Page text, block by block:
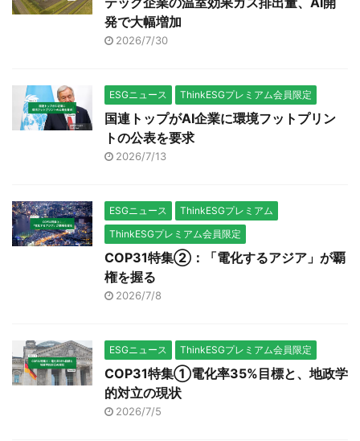
発で大幅増加
2026/7/30
ESGニュース ThinkESGプレミアム会員限定
国連トップがAI企業に環境フットプリン
トの公表を要求
2026/7/13
ESGニュース
ThinkESGプレミアム
ThinkESGプレミアム会員限定
COP31特集②：「電化するアジア」が覇
権を握る
2026/7/8
ESGニュース ThinkESGプレミアム会員限定
COP31特集①電化率35%目標と、地政学
的対立の現状
2026/7/5